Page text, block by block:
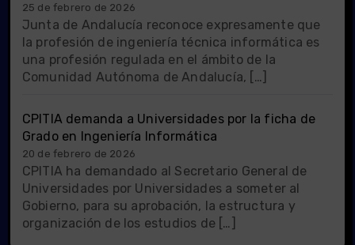
25 de febrero de 2026
Junta de Andalucía reconoce expresamente que
la profesión de ingeniería técnica informática es
una profesión regulada en el ámbito de la
Comunidad Autónoma de Andalucía, […]
CPITIA demanda a Universidades por la ficha de
Grado en Ingeniería Informática
20 de febrero de 2026
CPITIA ha demandado al Secretario General de
Universidades por Universidades a someter al
Gobierno, para su aprobación, la estructura y
organización de los estudios de […]